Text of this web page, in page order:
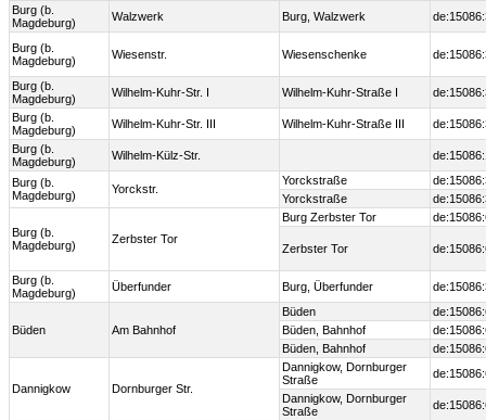
Burg (b.
Magdeburg)
Walzwerk Burg, Walzwerk
Burg (b.
Magdeburg)
Wiesenstr. Wiesenschenke
Burg (b.
Magdeburg)
Wilhelm-Kuhr-Str. I Wilhelm-Kuhr-Straße I
Burg (b.
Magdeburg)
Wilhelm-Kuhr-Str. III Wilhelm-Kuhr-Straße III
Burg (b.
Magdeburg)
Wilhelm-Külz-Str.
Burg (b.
Magdeburg)
Yorckstr.
Yorckstraße
Yorckstraße
Burg (b.
Magdeburg)
Zerbster Tor
Burg Zerbster Tor
Zerbster Tor
Burg (b.
Magdeburg)
Überfunder Burg, Überfunder
Büden Am Bahnhof
Büden
Büden, Bahnhof
Büden, Bahnhof
Dannigkow Dornburger Str.
Dannigkow, Dornburger
Straße
Dannigkow, Dornburger
Straße